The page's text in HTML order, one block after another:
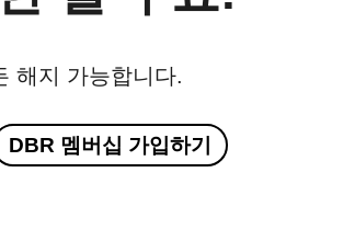
해지 가능합니다.
DBR 멤버십 가입하기